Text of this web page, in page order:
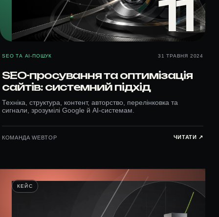
11
SEO ТА AI-ПОШУК 31 ТРАВНЯ 2024
SEO-просування та оптимізація
сайтів: системний підхід
Техніка, структура, контент, авторство, перелінковка та
сигнали, зрозумілі Google й AI-системам.
КОМАНДА WEBTOP ЧИТАТИ ↗︎
КЕЙС